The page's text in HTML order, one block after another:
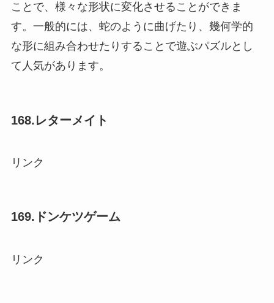
ことで、様々な形状に変化させることができま
す。一般的には、蛇のように曲げたり、幾何学的
な形に組み合わせたりすることで遊ぶパズルとし
て人気があります。
168.レターメイト
リンク
169.ドンケツゲーム
リンク